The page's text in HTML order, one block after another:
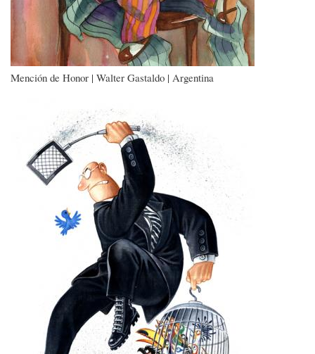
Mención de Honor | Walter Gastaldo | Argentina